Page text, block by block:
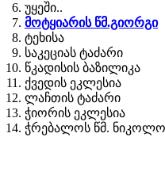
უყეში..
მოტყიარის წმ.გიორგი
ტეხისა
საკეციას ტაძარი
წკადისის ბაზილიკა
ქვედის ეკლესია
ლაჩთის ტაძარი
ჭიორის ეკლესია
ჭრებალოს წმ.